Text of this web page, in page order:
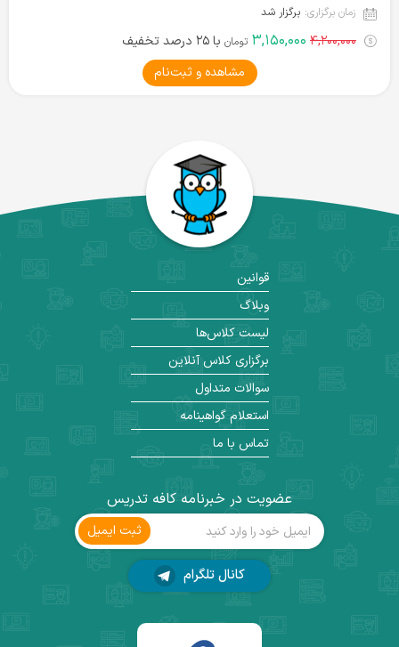
زمان برگزاری: برگزار شد
۴,۲۰۰,۰۰۰ ۳,۱۵۰,۰۰۰ تومان با ۲۵ درصد تخفیف
مشاهده و ثبت‌نام
عضویت در خبرنامه کافه تدریس
ثبت ‌ایمیل
کانال تلگرام
قوانین
وبلاگ
لیست کلاس‌ها
برگزاری کلاس آنلاین
سوالات متداول
استعلام گواهینامه
تماس با ما